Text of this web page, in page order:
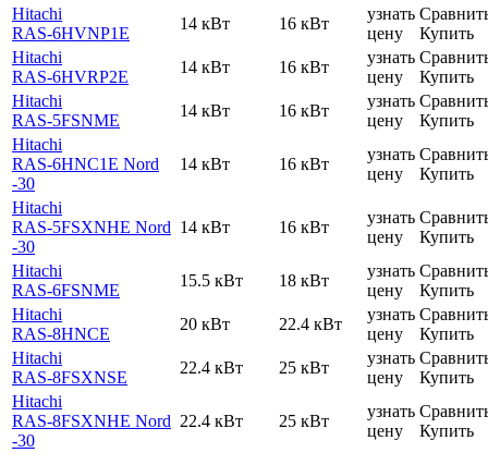
Hitachi
RAS-6HVNP1E
14 кВт 16 кВт
узнать
цену
Купить
Hitachi
RAS-6HVRP2E
14 кВт 16 кВт
узнать
цену
Купить
Hitachi
RAS-5FSNME
14 кВт 16 кВт
узнать
цену
Купить
Hitachi
RAS-6HNC1E Nord
-30
14 кВт 16 кВт
узнать
цену
Купить
Hitachi
RAS-5FSXNHE Nord
-30
14 кВт 16 кВт
узнать
цену
Купить
Hitachi
RAS-6FSNME
15.5 кВт 18 кВт
узнать
цену
Купить
Hitachi
RAS-8HNCE
20 кВт 22.4 кВт
узнать
цену
Купить
Hitachi
RAS-8FSXNSE
22.4 кВт 25 кВт
узнать
цену
Купить
Hitachi
RAS-8FSXNHE Nord
-30
22.4 кВт 25 кВт
узнать
цену
Купить